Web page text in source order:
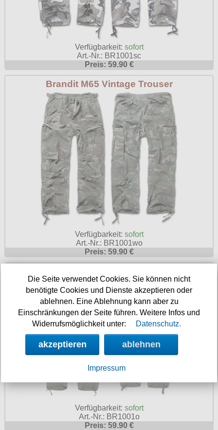
Verfügbarkeit: sofort
Art.-Nr.: BR1001sc
Preis: 59.90 €
Brandit M65 Vintage Trouser
Verfügbarkeit: sofort
Art.-Nr.: BR1001wo
Preis: 59.90 €
Verfügbarkeit: sofort
Art.-Nr.: BR1001o
Preis: 59.90 €
Die Seite verwendet Cookies. Sie können nicht
benötigte Cookies und Dienste akzeptieren oder
ablehnen. Eine Ablehnung kann aber zu
Einschränkungen der Seite führen. Weitere Infos und
Widerrufsmöglichkeit unter:
Datenschutz.
akzeptieren ablehnen
Impressum